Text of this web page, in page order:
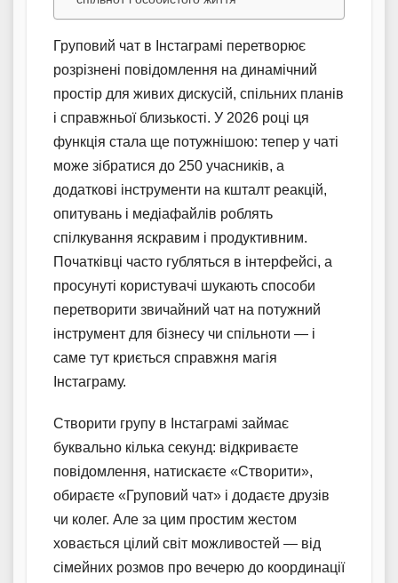
Груповий чат в Інстаграмі перетворює
розрізнені повідомлення на динамічний
простір для живих дискусій, спільних планів
і справжньої близькості. У 2026 році ця
функція стала ще потужнішою: тепер у чаті
може зібратися до 250 учасників, а
додаткові інструменти на кшталт реакцій,
опитувань і медіафайлів роблять
спілкування яскравим і продуктивним.
Початківці часто губляться в інтерфейсі, а
просунуті користувачі шукають способи
перетворити звичайний чат на потужний
інструмент для бізнесу чи спільноти — і
саме тут криється справжня магія
Інстаграму.
Створити групу в Інстаграмі займає
буквально кілька секунд: відкриваєте
повідомлення, натискаєте «Створити»,
обираєте «Груповий чат» і додаєте друзів
чи колег. Але за цим простим жестом
ховається цілий світ можливостей — від
сімейних розмов про вечерю до координації